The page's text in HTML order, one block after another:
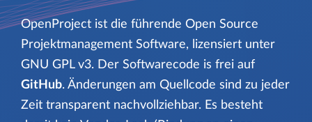
OpenProject ist die führende Open Source
Projektmanagement Software, lizensiert unter
GNU GPL v3. Der Softwarecode is frei auf
GitHub. Änderungen am Quellcode sind zu jeder
Zeit transparent nachvollziehbar. Es besteht